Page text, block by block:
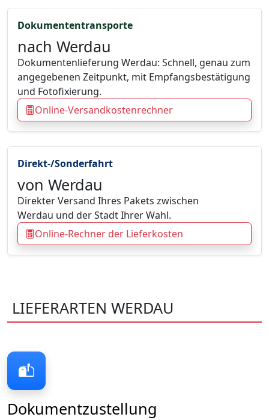
Direkt-/Sonderfahrt
von Werdau
Direkter Versand Ihres Pakets zwischen
Werdau und der Stadt Ihrer Wahl.
Online-Rechner der Lieferkosten
Dokumententransporte
nach Werdau
Dokumentenlieferung Werdau: Schnell, genau zum
angegebenen Zeitpunkt, mit Empfangsbestätigung
und Fotofixierung.
Online-Versandkostenrechner
LIEFERARTEN WERDAU
Dokumentzustellung